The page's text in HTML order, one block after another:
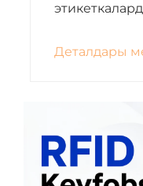
чыгымдарын
мүмкүндүк
ооздуктун
Деталдары